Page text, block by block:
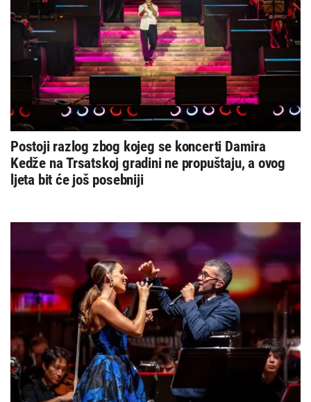
Postoji razlog zbog kojeg se koncerti Damira
Kedže na Trsatskoj gradini ne propuštaju, a ovog
ljeta bit će još posebniji